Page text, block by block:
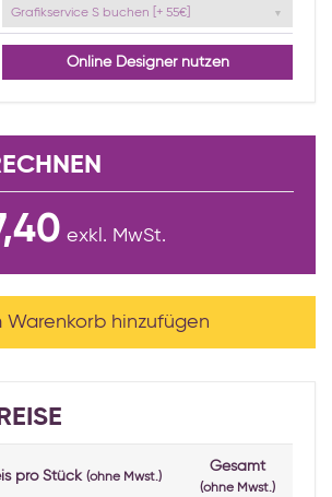
Grafikservice S buchen [+ 55€]
Online Designer nutzen
exkl. MwSt.
Warenkorb hinzufügen
pro Stück (ohne Mwst.)
Gesamt
(ohne Mwst.)